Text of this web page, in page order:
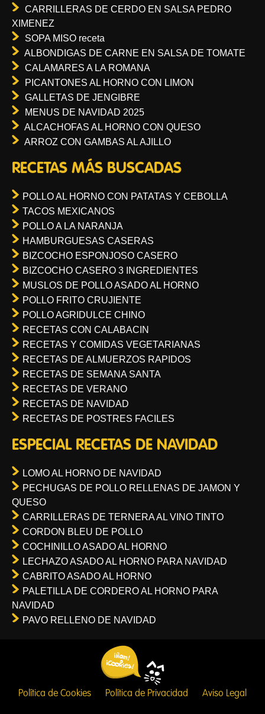
CARRILLERAS DE CERDO EN SALSA PEDRO
XIMENEZ
SOPA MISO receta
ALBONDIGAS DE CARNE EN SALSA DE TOMATE
CALAMARES A LA ROMANA
PICANTONES AL HORNO CON LIMON
GALLETAS DE JENGIBRE
MENUS DE NAVIDAD 2025
ALCACHOFAS AL HORNO CON QUESO
ARROZ CON GAMBAS AL AJILLO
RECETAS MÁS BUSCADAS
POLLO AL HORNO CON PATATAS Y CEBOLLA
TACOS MEXICANOS
POLLO A LA NARANJA
HAMBURGUESAS CASERAS
BIZCOCHO ESPONJOSO CASERO
BIZCOCHO CASERO 3 INGREDIENTES
MUSLOS DE POLLO ASADO AL HORNO
POLLO FRITO CRUJIENTE
POLLO AGRIDULCE CHINO
RECETAS CON CALABACIN
RECETAS Y COMIDAS VEGETARIANAS
RECETAS DE ALMUERZOS RAPIDOS
RECETAS DE SEMANA SANTA
RECETAS DE VERANO
RECETAS DE NAVIDAD
RECETAS DE POSTRES FACILES
ESPECIAL RECETAS DE NAVIDAD
LOMO AL HORNO DE NAVIDAD
PECHUGAS DE POLLO RELLENAS DE JAMON Y
QUESO
CARRILLERAS DE TERNERA AL VINO TINTO
CORDON BLEU DE POLLO
COCHINILLO ASADO AL HORNO
LECHAZO ASADO AL HORNO PARA NAVIDAD
CABRITO ASADO AL HORNO
PALETILLA DE CORDERO AL HORNO PARA
NAVIDAD
PAVO RELLENO DE NAVIDAD
Política de Cookies Política de Privacidad Aviso Legal